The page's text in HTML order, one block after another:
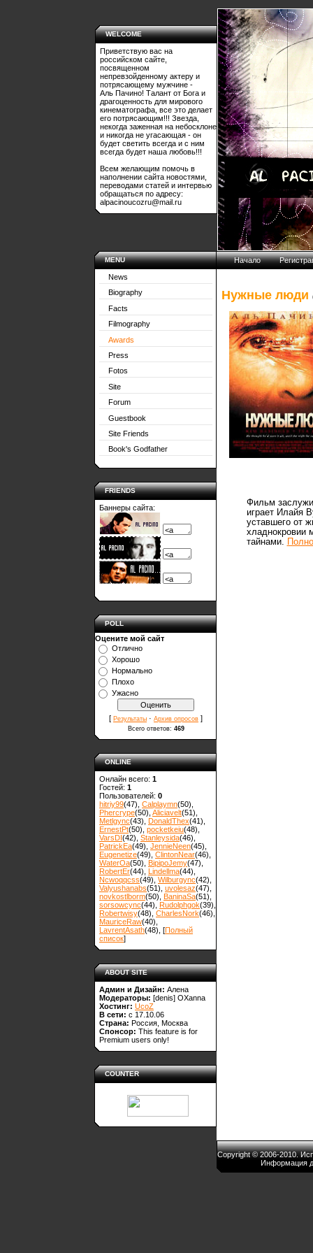
WELCOME
Приветствую вас на
российском сайте,
посвященном
непревзойденному актеру и
потрясающему мужчине -
Аль Пачино! Талант от Бога и
драгоценность для мирового
кинематографа, все это делает
его потрясающим!!! Звезда,
некогда заженная на небосклоне
и никогда не угасающая - он
будет светить всегда и с ним
всегда будет наша любовь!!!
Всем желающим помочь в
наполнении сайта новостями,
переводами статей и интервью
обращаться по адресу:
alpacinoucozru@mail.ru
MENU
News
Biography
Facts
Filmography
Awards
Press
Fotos
Site
Forum
Guestbook
Site Friends
Book's Godfather
FRIENDS
Баннеры сайта:
POLL
Оцените мой сайт
Отлично
Хорошо
Нормально
Плохо
Ужасно
[ Результаты · Архив опросов ]
Всего ответов: 469
ONLINE
Онлайн всего: 1
Гостей: 1
Пользователей: 0
hitriy99(47) Calplaymn(50)
Phercrype(50) Aliciavelt(51)
Metlgync(43) DonaldThex(41)
ErnestPt(50) pocketkeiu(48)
VarsDI(42) Stanleysida(46)
PatrickEa(49) JennieNeen(45)
Eugenetize(49) ClintonNear(46)
WaterOa(50) BipipoJemy(47)
RobertEr(44) Lindellma(44)
Ncwoqqcss(49) Wilburgync(42)
Valyushanabs(51) uvolesaz(47)
novkostlborm(50) ВaninaSa(51)
sorsowcync(44) Rudolphgok(39)
Robertwisy(48) CharlesNork(46)
MauriceRaw(40)
LavrentAsath(48) , [Полный
список]
ABOUT SITE
Админ и Дизайн: Алена
Модераторы: [denis] OXanna
Хостинг: UcoZ
В сети: с 17.10.06
Страна: Россия, Москва
Спонсор: This feature is for
Premium users only!
COUNTER
Начало
Нужные люди
Фильм
играет Илайя
уставшего от
хладнокровии
тайнами.
Copyright © 2006-2010.
Информация